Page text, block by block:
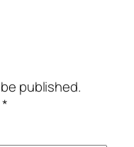
published.
*